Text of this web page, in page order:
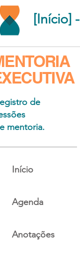
[Início] -
de
mentoria.
Início
Agenda
Anotações